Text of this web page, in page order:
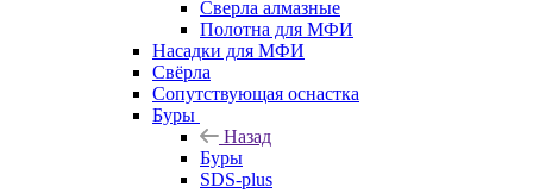
Сверла алмазные
Полотна для МФИ
Насадки для МФИ
Свёрла
Сопутствующая оснастка
Буры
Назад
Буры
SDS-plus